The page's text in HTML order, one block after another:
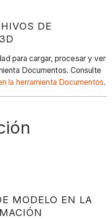
DE
para cargar, procesar y ver
Documentos. Consulte
la herramienta Documentos.
MODELO EN LA